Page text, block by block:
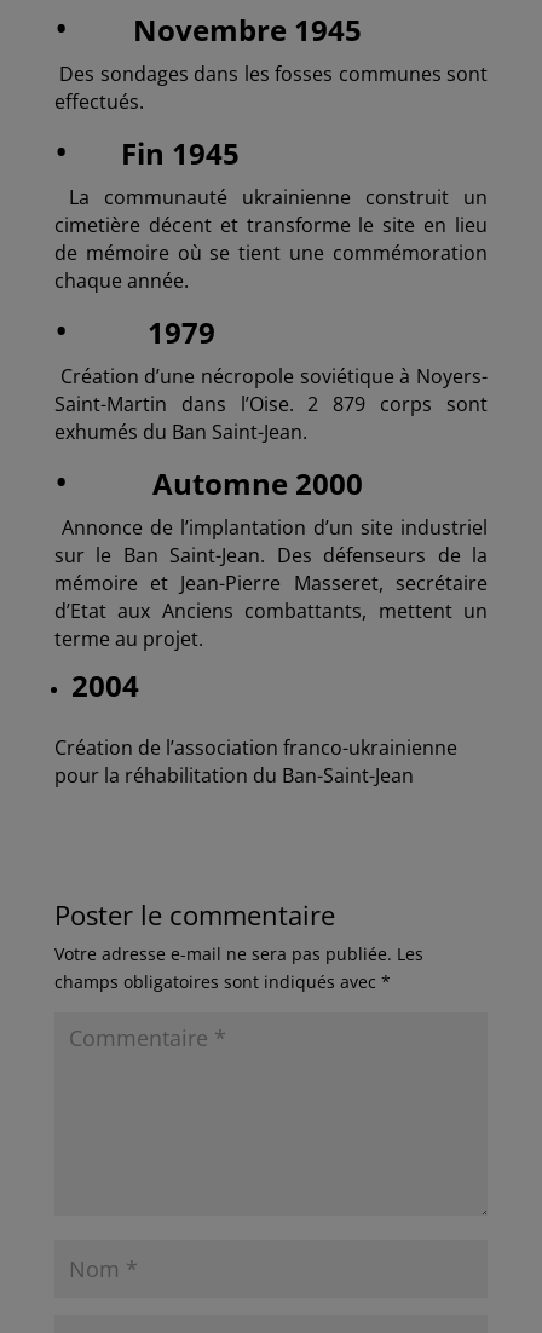
• Novembre 1945
Des sondages dans les fosses communes sont
effectués.
• Fin 1945
La communauté ukrainienne construit un
cimetière décent et transforme le site en lieu
de mémoire où se tient une commémoration
chaque année.
• 1979
Création d’une nécropole soviétique à Noyers-
Saint-Martin dans l’Oise. 2 879 corps sont
exhumés du Ban Saint-Jean.
• Automne 2000
Annonce de l’implantation d’un site industriel
sur le Ban Saint-Jean. Des défenseurs de la
mémoire et Jean-Pierre Masseret, secrétaire
d’Etat aux Anciens combattants, mettent un
terme au projet.
2004
Création de l’association franco-ukrainienne
pour la réhabilitation du Ban-Saint-Jean
Poster le commentaire
Votre adresse e-mail ne sera pas publiée. Les
champs obligatoires sont indiqués avec *